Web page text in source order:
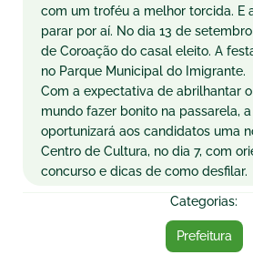
com um troféu a melhor torcida. E
parar por aí. No dia 13 de
de Coroação do casal eleito. A
no Parque Municipal do Imigrante.
Com a expectativa de abrilhantar
mundo fazer bonito na passarela,
oportunizará aos candidatos uma
Centro de Cultura, no dia 7, com
concurso e dicas de como desfilar.
Categorias:
Prefeitura